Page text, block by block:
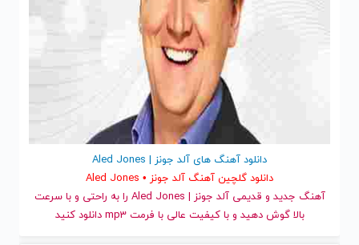
دانلود آهنگ های آلد جونز | Aled Jones
دانلود گلچین آهنگ آلد جونز • Aled Jones
آهنگ جدید
و قدیمی آلد جونز | Aled Jones را به راحتی و با سرعت
بالا گوش دهید و با کیفیت عالی با فرمت mp3 دانلود کنید